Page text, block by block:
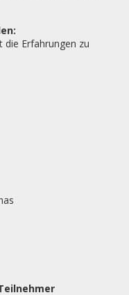
die Erfahrungen zu